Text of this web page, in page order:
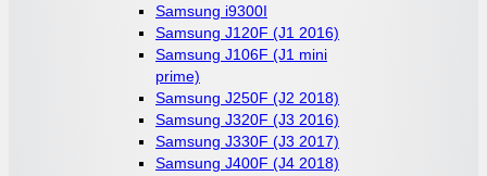
Samsung i9300I
Samsung J120F (J1 2016)
Samsung J106F (J1 mini
prime)
Samsung J250F (J2 2018)
Samsung J320F (J3 2016)
Samsung J330F (J3 2017)
Samsung J400F (J4 2018)